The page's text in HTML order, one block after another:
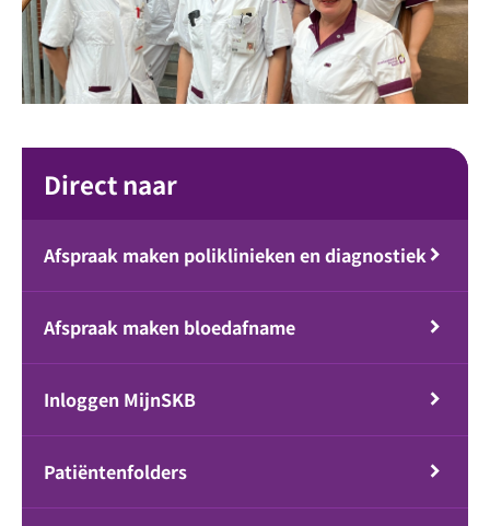
Direct naar
Afspraak maken poliklinieken en diagnostiek
Afspraak maken bloedafname
Inloggen MijnSKB
Patiëntenfolders